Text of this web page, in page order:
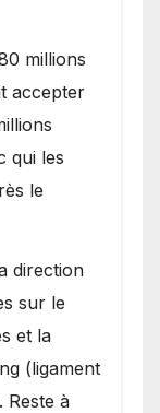
millions
accepter
qui les
le
direction
sur le
et la
(ligament
Reste à